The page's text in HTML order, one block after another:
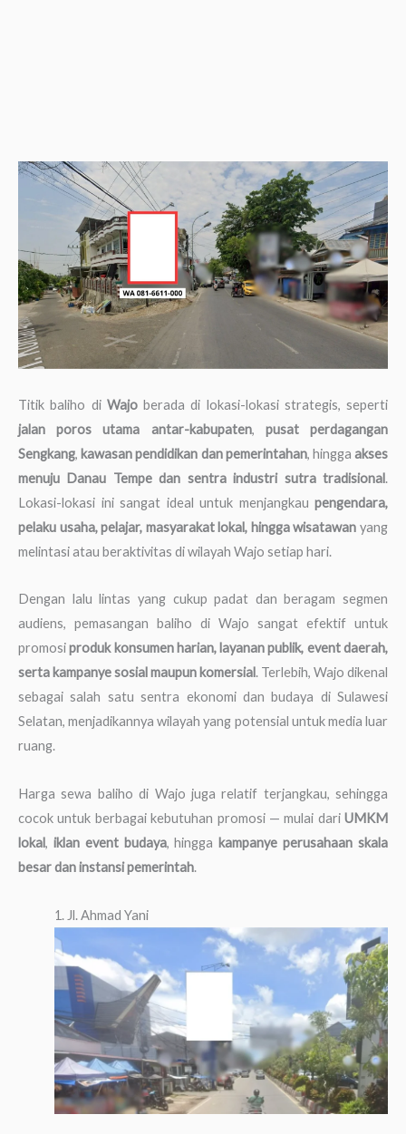
Titik baliho di Wajoberada di lokasi-lokasi strategis, seperti
jalan poros utama antar-kabupaten, pusat perdagangan
Sengkang, kawasan pendidikan dan pemerintahan, hinggaakses
menuju Danau Tempe dan sentra industri sutra tradisional.
Lokasi-lokasi ini sangat ideal untuk menjangkau pengendara,
pelaku usaha, pelajar, masyarakat lokal, hingga wisatawan yang
melintasi atau beraktivitas di wilayah Wajo setiap hari.
Dengan lalu lintas yang cukup padat dan beragam segmen
audiens, pemasangan baliho di Wajo sangat efektif untuk
promosiproduk konsumen harian, layanan publik, event daerah,
serta kampanye sosial maupun komersial. Terlebih, Wajo dikenal
sebagai salah satu sentra ekonomi dan budaya di Sulawesi
Selatan, menjadikannya wilayah yang potensial untuk media luar
ruang.
Harga sewa baliho di Wajo juga relatif terjangkau, sehingga
cocok untuk berbagai kebutuhan promosi — mulai dari UMKM
lokal, iklan event budaya, hingga kampanye perusahaan skala
besar dan instansi pemerintah.
1. Jl. Ahmad Yani